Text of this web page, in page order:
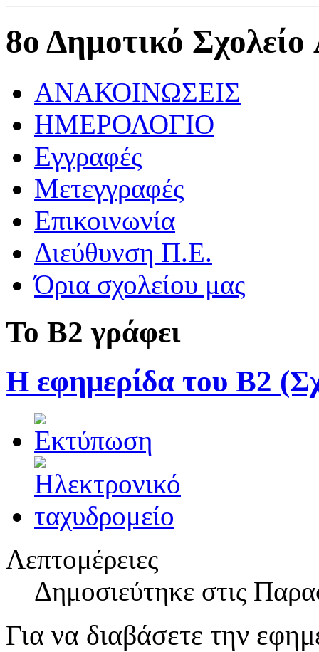
8ο Δημοτικό
ΑΝΑΚΟΙΝΩΣΕΙΣ
ΗΜΕΡΟΛΟΓΙΟ
Εγγραφές
Μετεγγραφές
Επικοινωνία
Διεύθυνση Π.Ε.
Όρια σχολείου μας
Το Β2 γράφει
Η εφημερίδα του Β2
Λεπτομέρειες
Δημοσιεύτηκε στις
Για να διαβάσετε την